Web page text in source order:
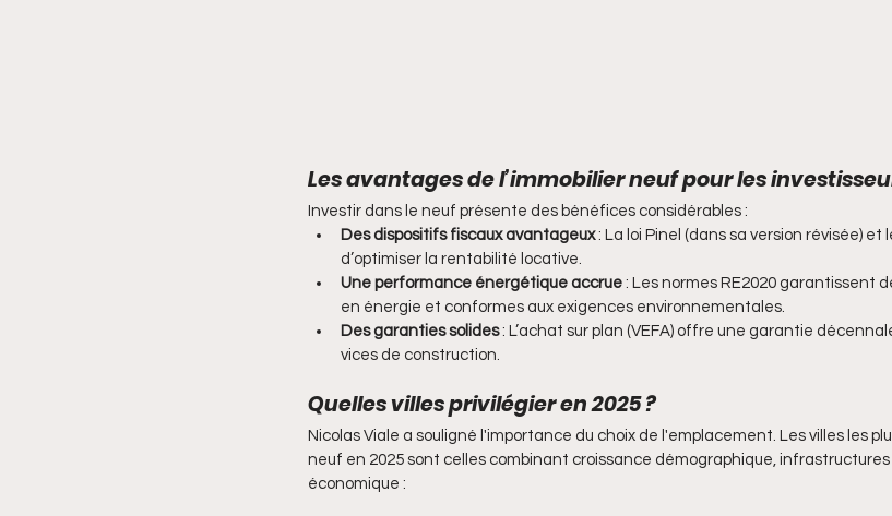
Les avantages de l’immobilier neuf pour les
Investir dans le neuf présente des bénéfices considérables :
Des dispositifs fiscaux avantageux : La loi Pinel (dans sa version révisée)
d’optimiser la rentabilité locative.
Une performance énergétique accrue : Les normes RE2020 garantissent
en énergie et conformes aux exigences environnementales.
Des garanties solides : L’achat sur plan (VEFA) offre une garantie
vices de construction.
Quelles villes privilégier en 2025 ?
Nicolas Viale a souligné l'importance du choix de l'emplacement. Les villes les
neuf en 2025 sont celles combinant croissance démographique,
économique :